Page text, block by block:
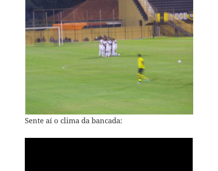
Sente aí o clima da bancada: